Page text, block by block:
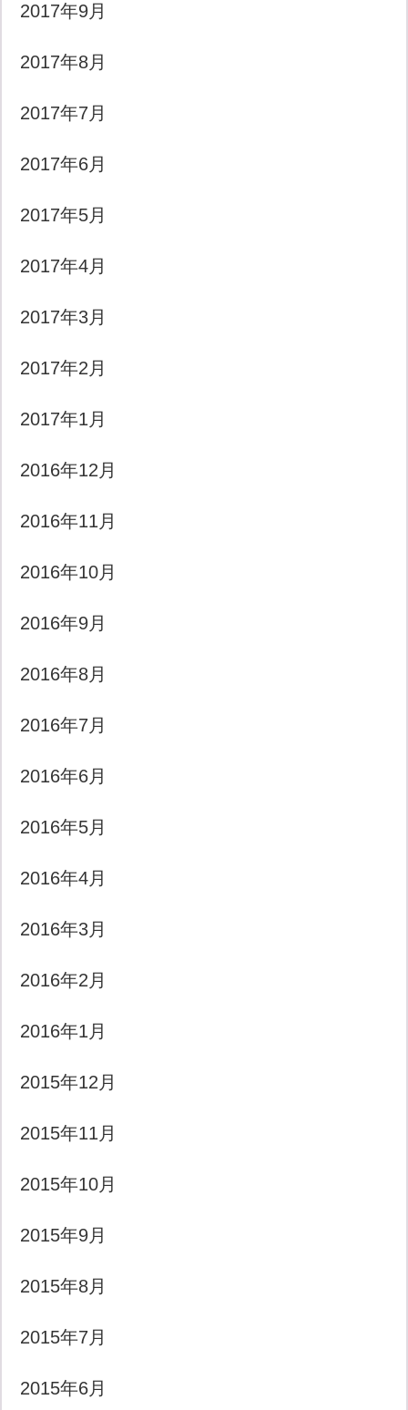
2017年9月
2017年8月
2017年7月
2017年6月
2017年5月
2017年4月
2017年3月
2017年2月
2017年1月
2016年12月
2016年11月
2016年10月
2016年9月
2016年8月
2016年7月
2016年6月
2016年5月
2016年4月
2016年3月
2016年2月
2016年1月
2015年12月
2015年11月
2015年10月
2015年9月
2015年8月
2015年7月
2015年6月